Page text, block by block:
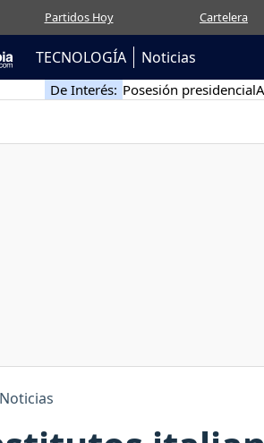
Partidos Hoy Cartelera
TECNOLOGÍA Noticias
De Interés: Posesión presidencial
Noticias